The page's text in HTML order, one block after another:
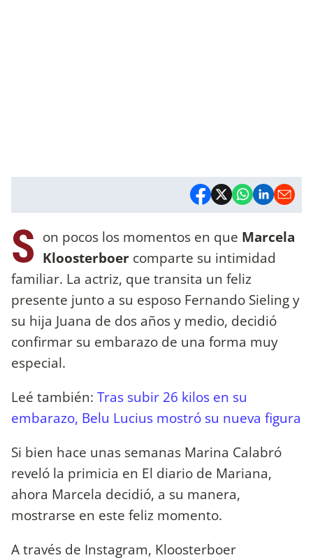
S on pocos los momentos en que Marcela
Kloosterboer comparte su intimidad
familiar. La actriz, que transita un feliz
presente junto a su esposo Fernando Sieling y
su hija Juana de dos años y medio, decidió
confirmar su embarazo de una forma muy
especial.
Leé también: Tras subir 26 kilos en su
embarazo, Belu Lucius mostró su nueva figura
Si bien hace unas semanas Marina Calabró
reveló la primicia en El diario de Mariana,
ahora Marcela decidió, a su manera,
mostrarse en este feliz momento.
A través de Instagram, Kloosterboer